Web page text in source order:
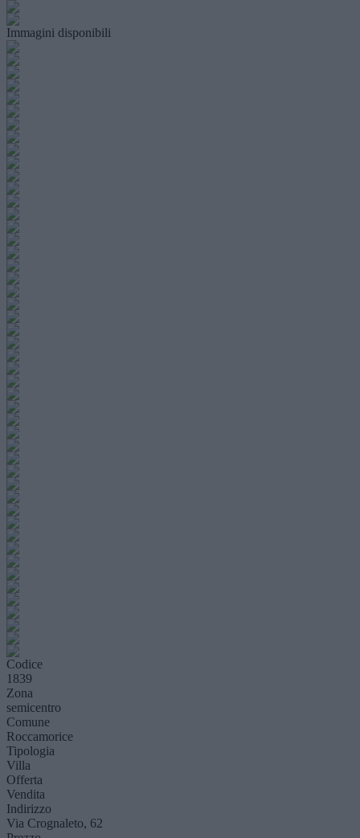
Immagini disponibili
Codice
1839
Zona
semicentro
Comune
Roccamorice
Tipologia
Villa
Offerta
Vendita
Indirizzo
Via Crognaleto, 62